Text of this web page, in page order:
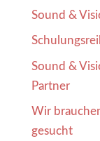
Sound &
Sound &
Partner
Wir
gesucht